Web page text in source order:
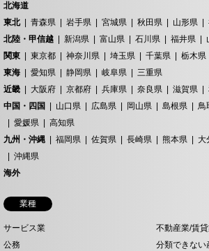
北海道
東北
青森県 岩手県 宮城県 秋田県 山形県
北陸・甲信越
新潟県 富山県 石川県 福井県
関東
東京都 神奈川県 埼玉県 千葉県 栃木県
東海
愛知県 静岡県 岐阜県
三重県
近畿
大阪府 京都府 兵庫県 奈良県 滋賀県
中国・四国
山口県 広島県 岡山県 島根県 鳥
愛媛県
高知県
九州・沖縄
福岡県 佐賀県 長崎県 熊本県 大
沖縄県
海外
業種
サービス業
不動産業/賃
公務
分類できない